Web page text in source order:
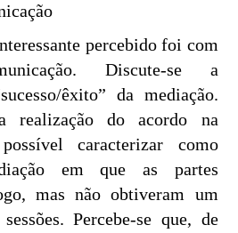
percebido foi com
Discute-se a
êxito” da mediação.
realização do acordo na
caracterizar como
em que as partes
mas não obtiveram um
Percebe-se que, de